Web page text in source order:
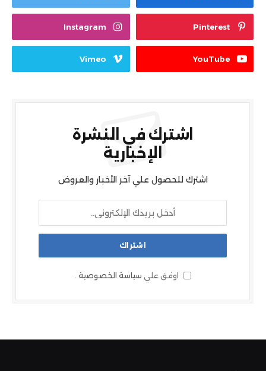
Pinterest
Instagram
YouTube
Vimeo
اشترك في النشرة
الإخبارية
اشترك للحصول علي آخر الأخبار والعروض
اوفق علي سياسة الخصوصية .